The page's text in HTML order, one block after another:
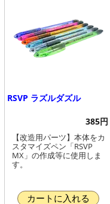
RSVP ラズルダズル
385円
【改造用パーツ】本体をカ
スタマイズペン「RSVP
MX」の作成等に使用しま
す。
カートに入れる